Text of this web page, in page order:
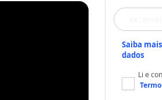
Saiba
dados
Li e